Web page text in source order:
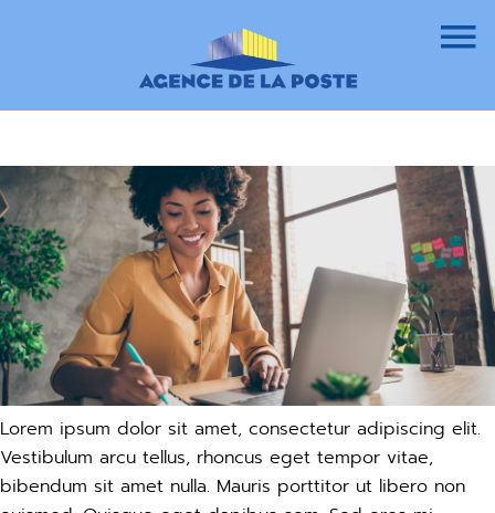
Lorem ipsum dolor sit amet, consectetur adipiscing elit.
Vestibulum arcu tellus, rhoncus eget tempor vitae,
bibendum sit amet nulla. Mauris porttitor ut libero non
System : An error as occured, unable to contact api